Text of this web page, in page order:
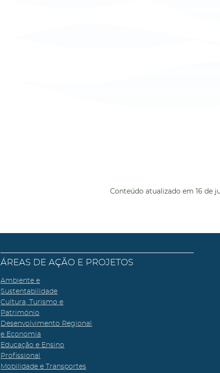
Conteúdo atualizado em 16 de
ÁREAS DE AÇÃO E PROJETOS
Ambiente e
Sustentabilidade
Cultura, Turismo e
Património
Desenvolvimento Regional
e Economia
Educação e Ensino
Profissional
Mobilidade e Transportes